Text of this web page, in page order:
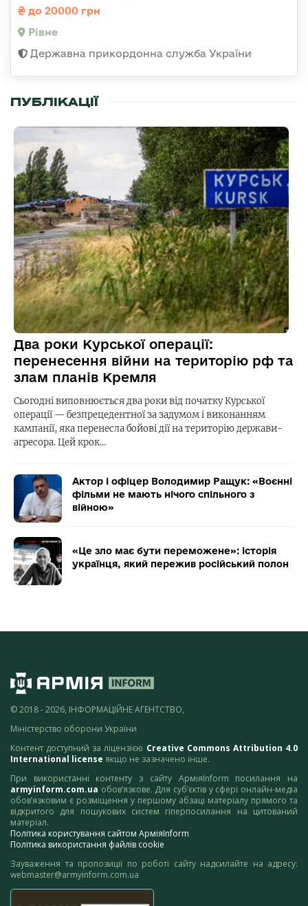
до 20000 грн
Рівне
Державна прикордонна служба України
ПУБЛІКАЦІЇ
Два роки Курської операції:
перенесення війни на територію рф та
злам планів Кремля
Сьогодні виповнюється два роки від початку Курської
операції — безпрецедентної за задумом і виконанням
кампанії, яка перенесла бойові дії на територію держави-
агресора. Цей крок…
Актор і офіцер Володимир Ращук: «Воєнні
фільми не мають нічого спільного з
війною»
«Це зло має бути переможене»: історія
українця, який пережив російський полон
© 2018 - 2026, ІНФОРМАЦІЙНЕ АГЕНТСТВО,
Міністерство оборони України
Контент доступний за ліцензією Creative Commons Attribution 4.0
International license якщо не зазначено інше.
При використанні контенту з сайту АрміяInform посилання на
armyinform.com.ua обов’язкове. Для суб’єктів у сфері онлайн-медіа
обов’язковим є розміщення у першому абзаці матеріалу прямого та
відкритого для пошукових систем гіперпосилання на цитований
матеріал.
Політика користування сайтом АрміяInform
Політика використання файлів cookie
Зауваження та пропозиції по роботі сайту надсилайте на адресу:
webmaster@armyinform.com.ua